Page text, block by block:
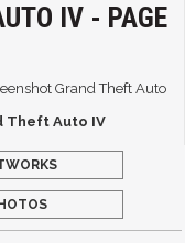
IV - PAGE
Grand Theft Auto
Theft Auto IV